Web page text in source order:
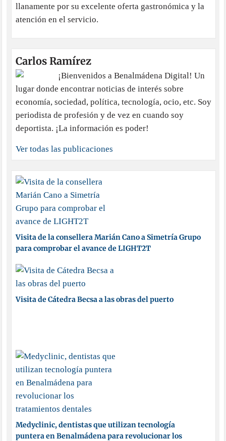
llanamente por su excelente oferta gastronómica y la
atención en el servicio.
Carlos Ramírez
¡Bienvenidos a Benalmádena Digital! Un
lugar donde encontrar noticias de interés sobre
economía, sociedad, política, tecnología, ocio, etc. Soy
periodista de profesión y de vez en cuando soy
deportista. ¡La información es poder!
Ver todas las publicaciones
Visita de la consellera Marián Cano a Simetría Grupo
para comprobar el avance de LIGHT2T
Visita de Cátedra Becsa a las obras del puerto
Medyclinic, dentistas que utilizan tecnología
puntera en Benalmádena para revolucionar los